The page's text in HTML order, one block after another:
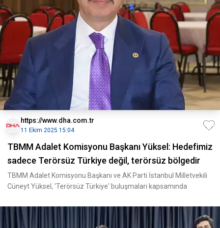
https://www.dha.com.tr
11 Ekim 2025 15:04
TBMM Adalet Komisyonu Başkanı Yüksel: Hedefimiz
sadece Terörsüz Türkiye değil, terörsüz bölgedir
TBMM Adalet Komisyonu Başkanı ve AK Parti İstanbul Milletvekili
Cüneyt Yüksel, 'Terörsüz Türkiye' buluşmaları kapsamında